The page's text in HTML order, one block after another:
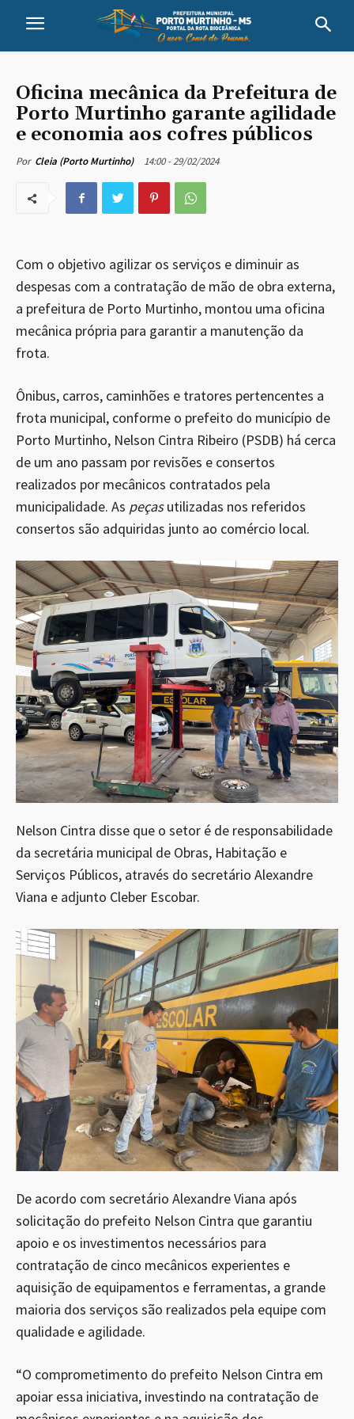
Oficina mecânica da Prefeitura de
Porto Murtinho garante agilidade
e economia aos cofres públicos
Por Cleia (Porto Murtinho) 14:00 - 29/02/2024
Com o objetivo agilizar os serviços e diminuir as
despesas com a contratação de mão de obra externa,
a prefeitura de Porto Murtinho, montou uma oficina
mecânica própria para garantir a manutenção da
frota.
Ônibus, carros, caminhões e tratores pertencentes a
frota municipal, conforme o prefeito do município de
Porto Murtinho, Nelson Cintra Ribeiro (PSDB) há cerca
de um ano passam por revisões e consertos
realizados por mecânicos contratados pela
municipalidade. As peçasutilizadas nos referidos
consertos são adquiridas junto ao comércio local.
Nelson Cintra disse que o setor é de responsabilidade
da secretária municipal de Obras, Habitação e
Serviços Públicos, através do secretário Alexandre
Viana e adjunto Cleber Escobar.
De acordo com secretário Alexandre Viana após
solicitação do prefeito Nelson Cintra que garantiu
apoio e os investimentos necessários para
contratação de cinco mecânicos experientes e
aquisição de equipamentos e ferramentas, a grande
maioria dos serviços são realizados pela equipe com
qualidade e agilidade.
“O comprometimento do prefeito Nelson Cintra em
apoiar essa iniciativa, investindo na contratação de